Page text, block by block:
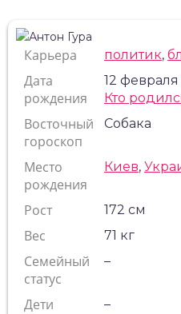
Карьера политик,
Дата
рождения
12 февраля
Кто
Восточный
гороскоп
Собака
Место
рождения
Киев,
Рост 172 см
Вес 71 кг
Семейный
статус
–
Дети –